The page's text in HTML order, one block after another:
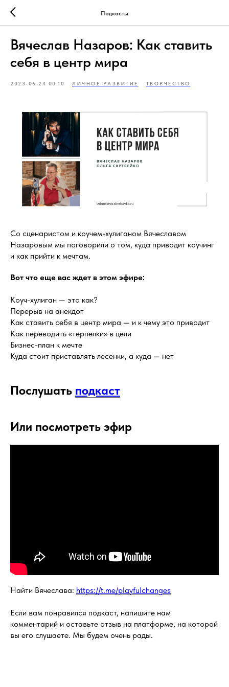
Подкасты
Вячеслав Назаров: Как ставить
себя в центр мира
2023-06-24 00:10 ЛИЧНОЕ РАЗВИТИЕ ТВОРЧЕСТВО
Со сценаристом и коучем-хулиганом Вячеславом
Назаровым мы поговорили о том, куда приводит коучинг
и как прийти к мечтам.
Вот что еще вас ждет в этом эфире:
Коуч-хулиган — это как?
Перерыв на анекдот
Как ставить себя в центр мира — и к чему это приводит
Как переводить «терпелки» в цели
Бизнес-план к мечте
Куда стоит приставлять лесенки, а куда — нет
Послушать подкаст
Или посмотреть эфир
Найти Вячеслава: https://t.me/playfulchanges
Если вам понравился подкаст, напишите нам
комментарий и оставьте отзыв на платформе, на которой
вы его слушаете. Мы будем очень рады.